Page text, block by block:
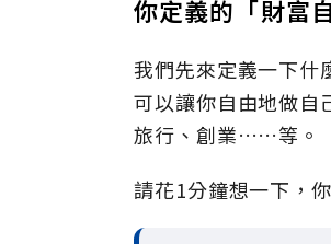
你定義的「財富
我們先來定義一下什
可以讓你自由地做自
旅行、創業……等。
請花1分鐘想一下，